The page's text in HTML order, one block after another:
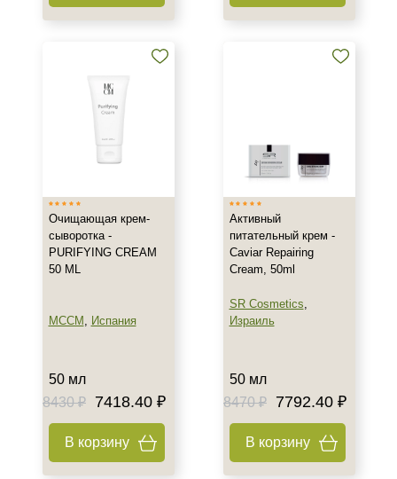
Очищающая крем-
сыворотка -
PURIFYING CREAM
50 ML
MCCM , Испания
50 мл
8430 ₽
7418.40 ₽
В корзину
Активный
питательный крем -
Caviar Repairing
Cream, 50ml
SR Cosmetics,
Израиль
50 мл
8470 ₽
7792.40 ₽
В корзину